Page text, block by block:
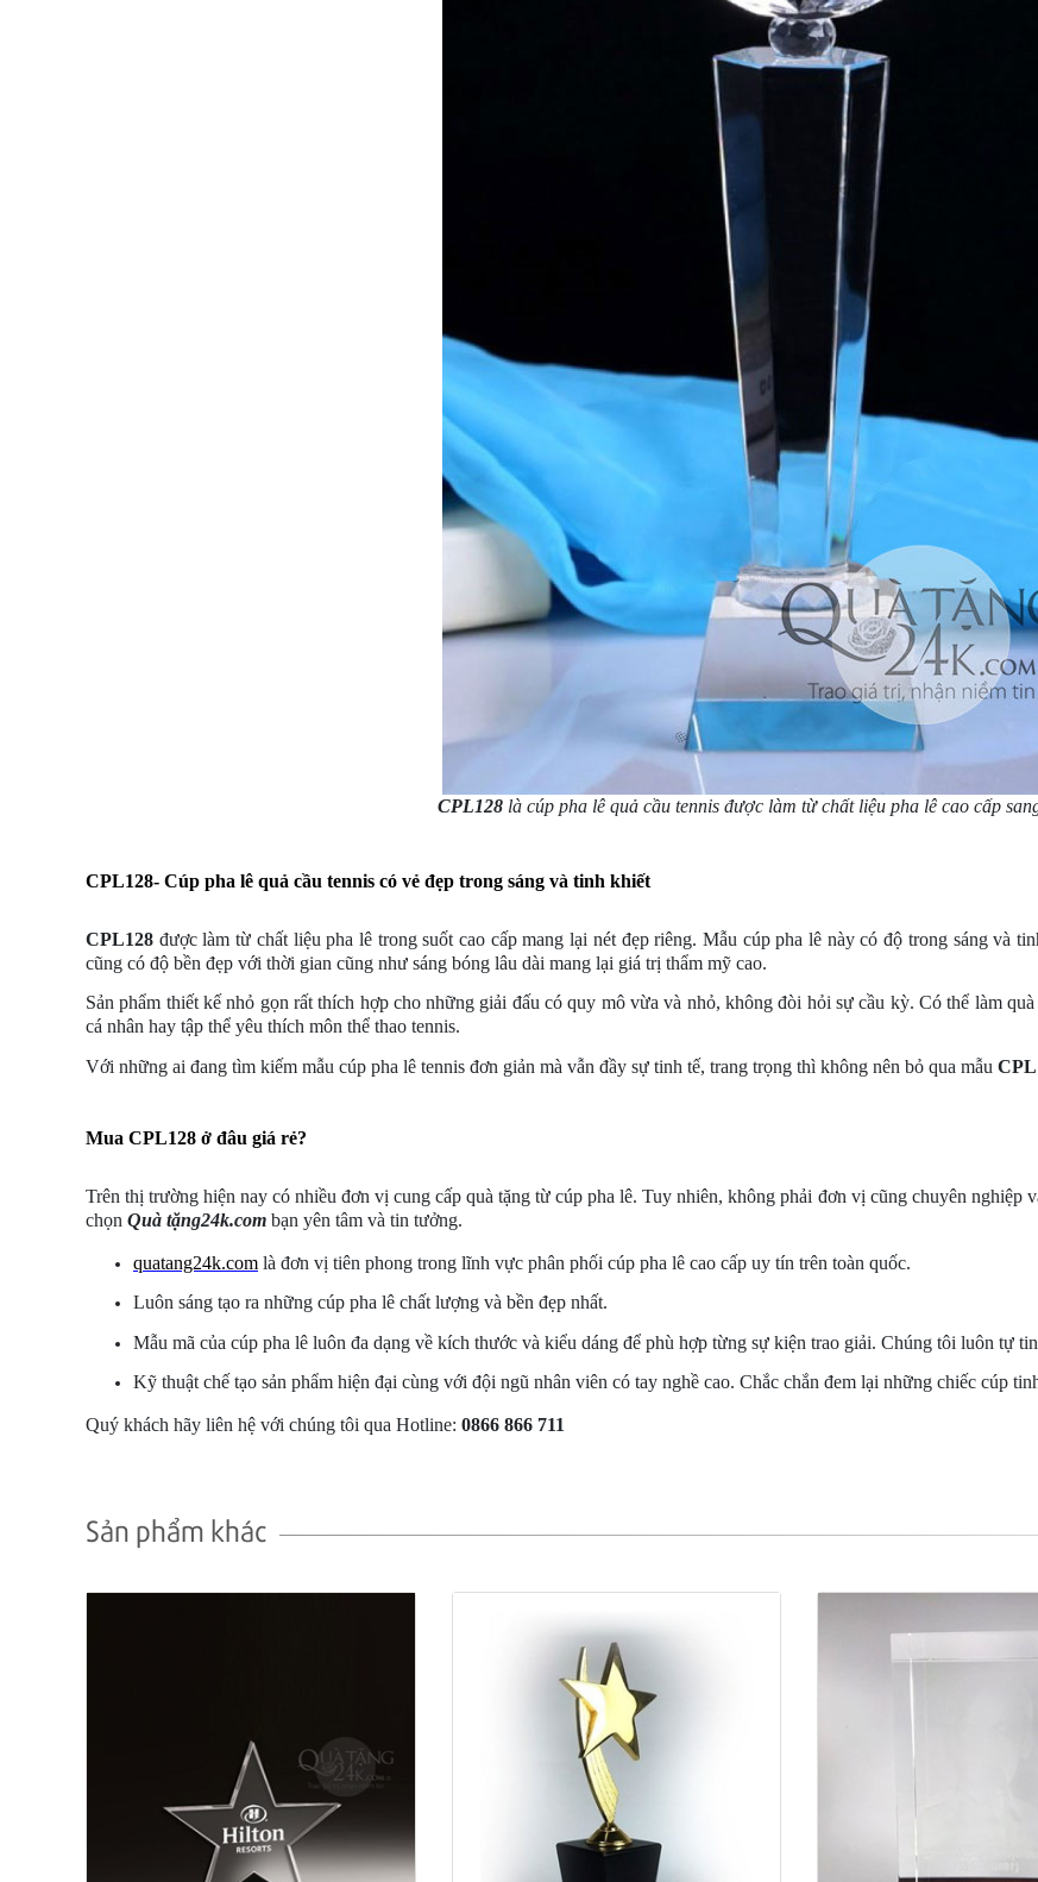
CPL128 là cúp pha lê quả cầu tennis được làm từ chất liệu pha lê cao cấp
CPL128- Cúp pha lê quả cầu tennis có vẻ đẹp trong sáng và tinh khiết
CPL128 được làm từ chất liệu pha lê trong suốt cao cấp mang lại nét đẹp riêng. Mẫu cúp pha lê này có độ trong sáng và
cũng có độ bền đẹp với thời gian cũng như sáng bóng lâu dài mang lại giá trị thẩm mỹ cao.
Sản phẩm thiết kế nhỏ gọn rất thích hợp cho những giải đấu có quy mô vừa và nhỏ, không đòi hỏi sự cầu kỳ. Có thể làm
cá nhân hay tập thể yêu thích môn thể thao tennis.
Với những ai đang tìm kiếm mẫu cúp pha lê tennis đơn giản mà vẫn đầy sự tinh tế, trang trọng thì không nên bỏ qua mẫu
Mua CPL128 ở đâu giá rẻ?
Trên thị trường hiện nay có nhiều đơn vị cung cấp quà tặng từ cúp pha lê. Tuy nhiên, không phải đơn vị cũng chuyên nghiệp
chọn Quà tặng24k.com bạn yên tâm và tin tưởng.
quatang24k.com là đơn vị tiên phong trong lĩnh vực phân phối cúp pha lê cao cấp uy tín trên toàn quốc.
Luôn sáng tạo ra những cúp pha lê chất lượng và bền đẹp nhất.
Mẫu mã của cúp pha lê luôn đa dạng về kích thước và kiểu dáng để phù hợp từng sự kiện trao giải. Chúng tôi luôn tự
Kỹ thuật chế tạo sản phẩm hiện đại cùng với đội ngũ nhân viên có tay nghề cao. Chắc chắn đem lại những chiếc cúp
Quý khách hãy liên hệ với chúng tôi qua Hotline: 0866 866 711
Sản phẩm khác